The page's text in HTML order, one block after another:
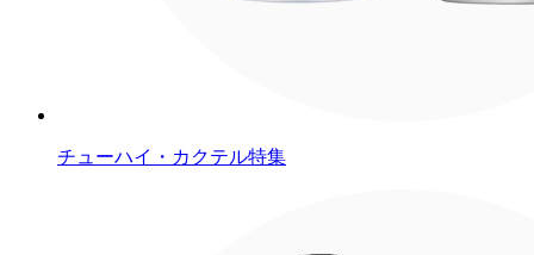
チューハイ・カクテル特集